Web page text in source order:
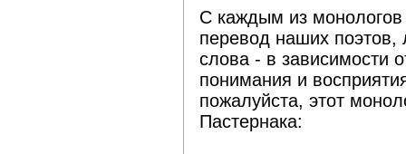
С каждым из монологов
перевод наших поэтов,
слова - в зависимости
понимания и
пожалуйста, этот
Пастернака: